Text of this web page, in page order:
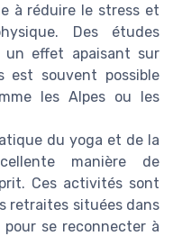
à réduire le stress et
Des études
effet apaisant sur
est souvent possible
les Alpes ou les
du yoga et de la
manière de
Ces activités sont
retraites situées dans
se reconnecter à